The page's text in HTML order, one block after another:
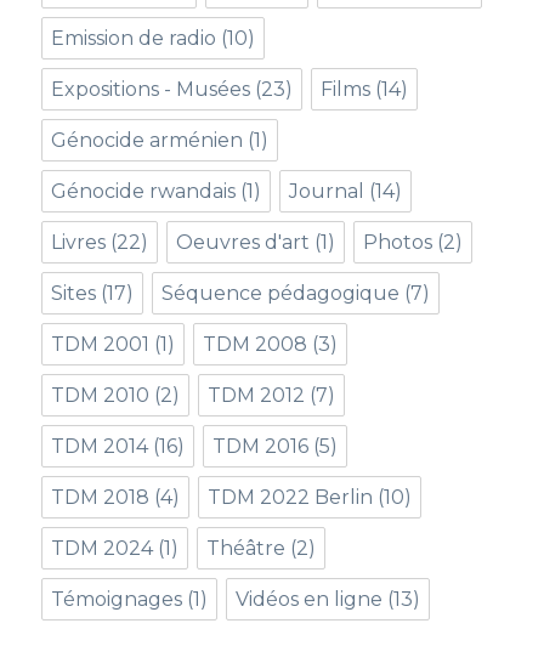
Emission de radio (10)
Expositions - Musées (23) Films (14)
Génocide arménien (1)
Génocide rwandais (1) Journal (14)
Livres (22) Oeuvres d'art (1) Photos (2)
Sites (17) Séquence pédagogique (7)
TDM 2001 (1) TDM 2008 (3)
TDM 2010 (2) TDM 2012 (7)
TDM 2014(16) TDM 2016 (5)
TDM 2018 (4) TDM 2022 Berlin (10)
TDM 2024(1) Théâtre (2)
Témoignages (1) Vidéos en ligne (13)